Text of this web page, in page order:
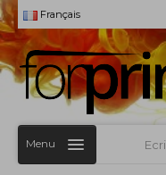
Français
Menu